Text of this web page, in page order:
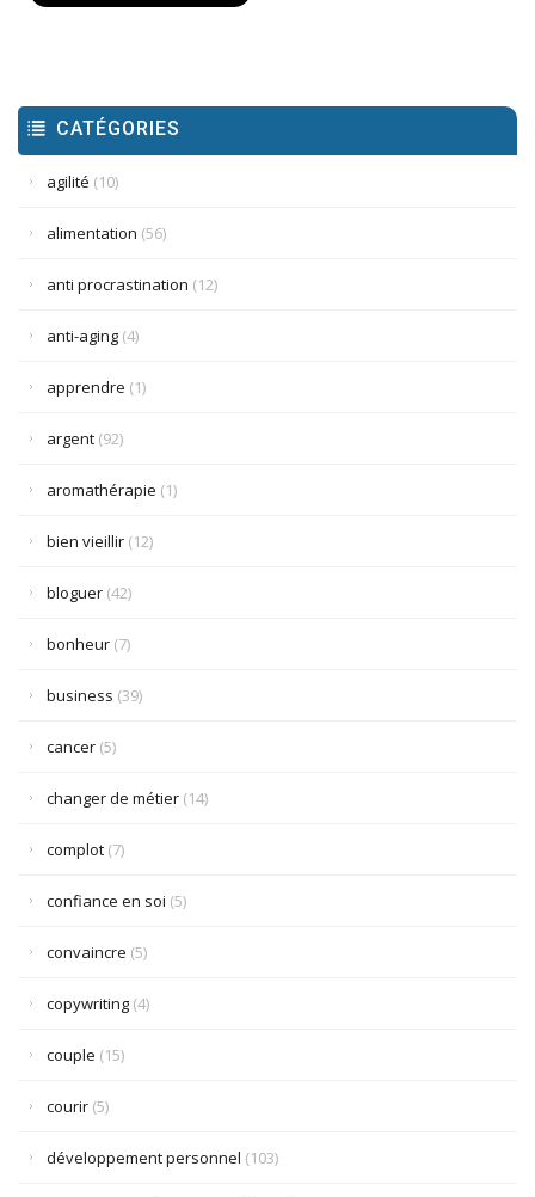
CATÉGORIES
agilité (10)
alimentation (56)
anti procrastination (12)
anti-aging (4)
apprendre (1)
argent (92)
aromathérapie (1)
bien vieillir (12)
bloguer (42)
bonheur (7)
business (39)
cancer (5)
changer de métier (14)
complot (7)
confiance en soi (5)
convaincre (5)
copywriting (4)
couple (15)
courir (5)
développement personnel (103)